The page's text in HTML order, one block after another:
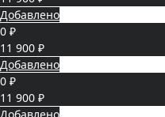
Добавлено
0 ₽
11 900 ₽
Добавлено
0 ₽
11 900 ₽